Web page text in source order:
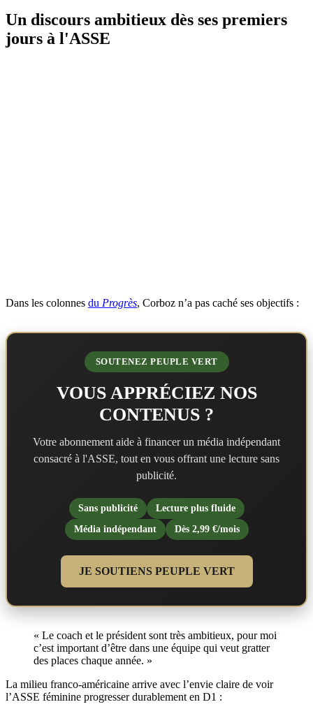
Un discours ambitieux dès ses premiers
jours à l'ASSE
Dans les colonnes du Progrès, Corboz n’a pas caché ses objectifs :
SOUTENEZ PEUPLE VERT
VOUS APPRÉCIEZ NOS
CONTENUS ?
Votre abonnement aide à financer un média indépendant
consacré à l'ASSE, tout en vous offrant une lecture sans
publicité.
Sans publicité
Lecture plus fluide
Média indépendant
Dès 2,99 €/mois
JE SOUTIENS PEUPLE VERT
« Le coach et le président sont très ambitieux, pour moi
c’est important d’être dans une équipe qui veut gratter
des places chaque année. »
La milieu franco-américaine arrive avec l’envie claire de voir
l’ASSE féminine progresser durablement en D1 :